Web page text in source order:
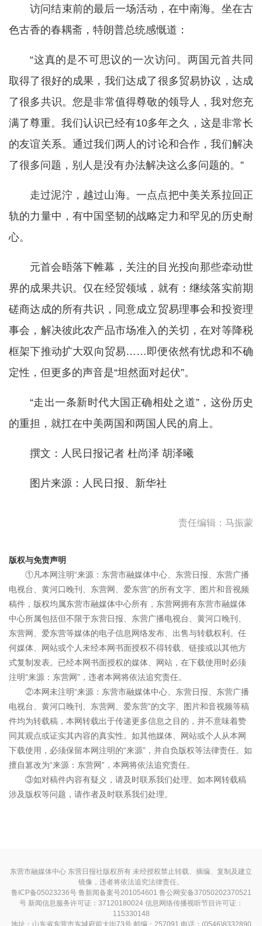
访问结束前的最后一场活动，在中南海。坐在古
色古香的春耦斋，特朗普总统感慨道：
“这真的是不可思议的一次访问。两国元首共同
取得了很好的成果，我们达成了很多贸易协议，达成
了很多共识。您是非常值得尊敬的领导人，我对您充
满了尊重。我们认识已经有10多年之久，这是非常长
的友谊关系。通过我们两人的讨论和合作，我们解决
了很多问题，别人是没有办法解决这么多问题的。”
走过泥泞，越过山海。一点点把中美关系拉回正
轨的力量中，有中国坚韧的战略定力和罕见的历史耐
心。
元首会晤落下帷幕，关注的目光投向那些牵动世
界的成果共识。仅在经贸领域，就有：继续落实前期
磋商达成的所有共识，同意成立贸易理事会和投资理
事会，解决彼此农产品市场准入的关切，在对等降税
框架下推动扩大双向贸易……即便依然有忧虑和不确
定性，但更多的声音是“坦然面对起伏”。
“走出一条新时代大国正确相处之道”，这份历史
的重担，就扛在中美两国和两国人民的肩上。
撰文：人民日报记者 杜尚泽 胡泽曦
图片来源：人民日报、新华社
责任编辑：马振蒙
版权与免责声明
①凡本网注明“来源：东营市融媒体中心、东营日报、东营广播
电视台、黄河口晚刊、东营网、爱东营”的所有文字、图片和音视频
稿件，版权均属东营市融媒体中心所有，东营网拥有东营市融媒体
中心所属包括但不限于东营日报、东营广播电视台、黄河口晚刊、
东营网、爱东营等媒体的电子信息网络发布、出售与转载权利。任
何媒体、网站或个人未经本网书面授权不得转载、链接或以其他方
式复制发表。已经本网书面授权的媒体、网站，在下载使用时必须
注明“来源：东营网”，违者本网将依法追究责任。
②本网未注明“来源：东营市融媒体中心、东营日报、东营广播
电视台、黄河口晚刊、东营网、爱东营”的文字、图片和音视频等稿
件均为转载稿，本网转载出于传递更多信息之目的，并不意味着赞
同其观点或证实其内容的真实性。如其他媒体、网站或个人从本网
下载使用，必须保留本网注明的“来源”，并自负版权等法律责任。如
擅自篡改为“来源：东营网”，本网将依法追究责任。
③如对稿件内容有疑义，请及时联系我们处理。如本网转载稿
涉及版权等问题，请作者及时联系我们处理。
东营市融媒体中心 东营日报社版权所有 未经授权禁止转载、摘编、复制及建立
镜像，违者将依法追究法律责任。
鲁ICP备05023236号鲁新闻备案号201054601 鲁公网安备37050202370521
号 新闻信息服务许可证：37120180024信息网络传播视听节目许可证：
115330148